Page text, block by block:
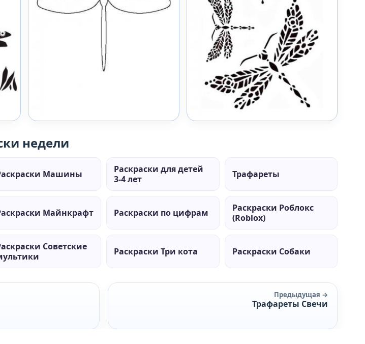
недели
Машины
Раскраски для детей
3-4 лет
Трафареты
Майнкрафт Раскраски по цифрам
Раскраски Роблокс
(Roblox)
Советские
Раскраски Три кота Раскраски Собаки
Предыдущая →
Трафареты Свечи